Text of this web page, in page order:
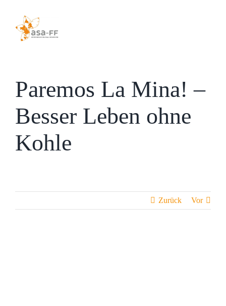
springen
Paremos La Mina! –
Besser Leben ohne
Kohle
Zurück Vor